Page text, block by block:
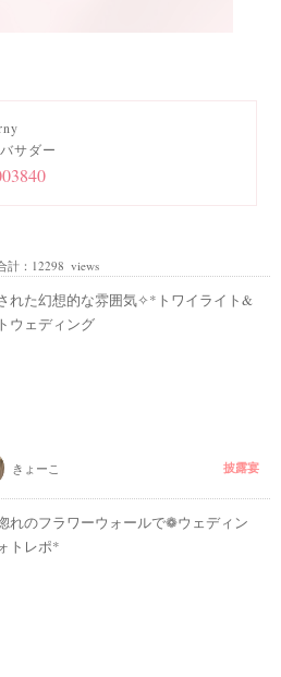
サダー
：12298 views
れた幻想的な雰囲気✧*トワイライト&
ウェディング
きょーこ 披露宴
れのフラワーウォールで❁ウェディン
トレポ*